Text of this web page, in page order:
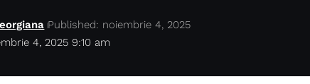
4, 2025 9:10 am
Published: noiembrie 4, 2025